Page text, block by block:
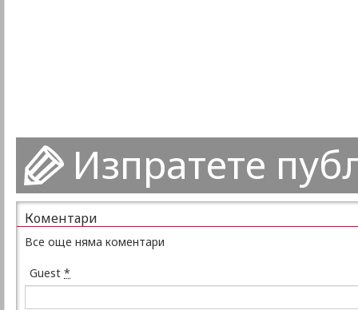
Изпратете
Коментари
Все още няма коментари
Guest *